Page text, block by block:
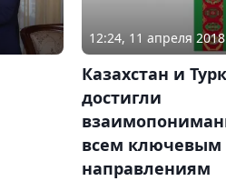
12:24, 11 апреля 2018
Казахстан и
достигли
всем ключевым
направлениям